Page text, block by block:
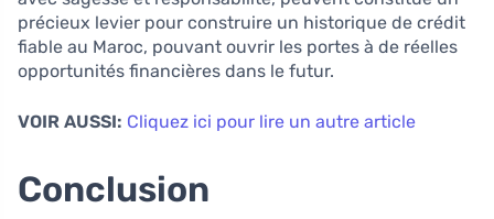
précieux levier pour construire un historique de crédit
fiable au Maroc, pouvant ouvrir les portes à de réelles
opportunités financières dans le futur.
VOIR AUSSI: Cliquez ici pour lire un autre article
Conclusion